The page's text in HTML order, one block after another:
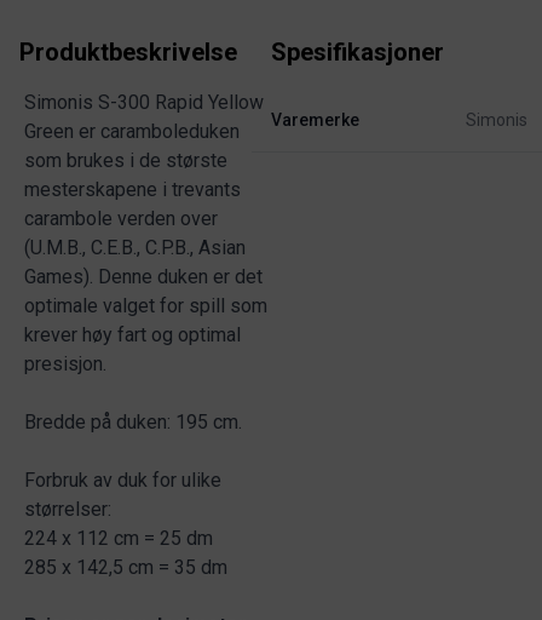
Produktbeskrivelse
Simonis S-300 Rapid Yellow
Green er caramboleduken
som brukes i de største
mesterskapene i trevants
carambole verden over
(U.M.B., C.E.B., C.P.B., Asian
Games). Denne duken er det
optimale valget for spill som
krever høy fart og optimal
presisjon.
Bredde på duken: 195 cm.
Forbruk av duk for ulike
størrelser:
224 x 112 cm = 25 dm
285 x 142,5 cm = 35 dm
Spesifikasjoner
Varemerke Simonis